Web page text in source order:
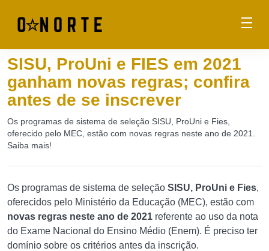
SISU, ProUni e FIES em 2021
ganham novas regras; confira
antes de se inscrever
Os programas de sistema de seleção SISU, ProUni e Fies,
oferecido pelo MEC, estão com novas regras neste ano de 2021.
Saiba mais!
Os programas de sistema de seleção SISU, ProUni e Fies,
oferecidos pelo Ministério da Educação (MEC), estão com
novas regras neste ano de 2021 referente ao uso da nota
do Exame Nacional do Ensino Médio (Enem). É preciso ter
domínio sobre os critérios antes da inscrição.